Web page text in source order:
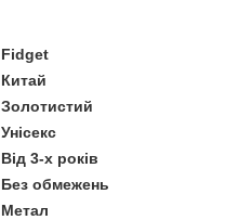
Fidget
Китай
Золотистий
Унісекс
Від 3-х років
Без обмежень
Метал